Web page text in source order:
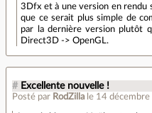
3Dfx et à une version en rendu
que ce serait plus simple de
par la dernière version plutôt
Direct3D -> OpenGL.
# Excellente nouvelle !
Posté par RodZilla le 14